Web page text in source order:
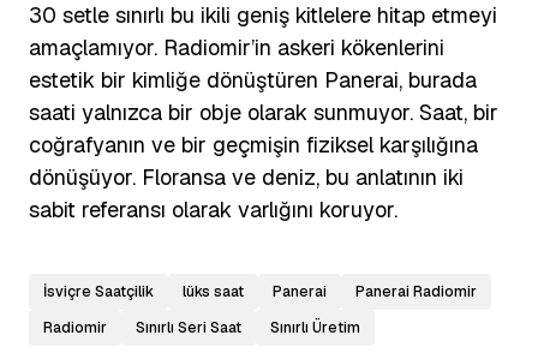
30 setle sınırlı bu ikili geniş kitlelere hitap etmeyi
amaçlamıyor. Radiomir’in askeri kökenlerini
estetik bir kimliğe dönüştüren Panerai, burada
saati yalnızca bir obje olarak sunmuyor. Saat, bir
coğrafyanın ve bir geçmişin fiziksel karşılığına
dönüşüyor. Floransa ve deniz, bu anlatının iki
sabit referansı olarak varlığını koruyor.
İsviçre Saatçilik lüks saat Panerai
Panerai Radiomir
Radiomir
Sınırlı Seri Saat Sınırlı Üretim